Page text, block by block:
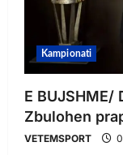
Kampionati
E BUJSHME/
Zbulohen
VETEMSPORT